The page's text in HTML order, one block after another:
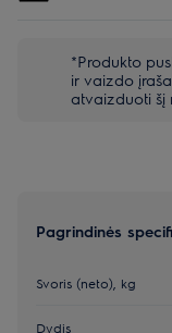
*Produkto
ir vaizdo
atvaizduoti šį
Pagrindinės
Svoris (neto), kg
Dydis